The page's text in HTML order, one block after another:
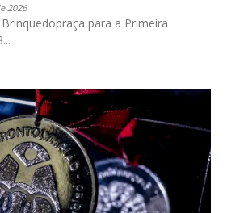
2026
para a Primeira